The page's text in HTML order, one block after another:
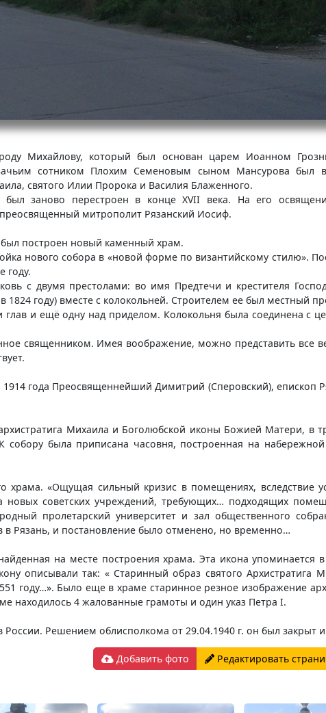
Михайлову, который был основан царем Иоанном
сотником Плохим Семеновым сыном Мансурова был
святого Илии Пророка и Василия Блаженного.
заново перестроен в конце XVII века. На его
митрополит Рязанский Иосиф.
был построен новый каменный храм.
нового собора в «новой форме по византийскому стилю».
году.
с двумя престолами: во имя Предтечи и крестителя
году) вместе с колокольней. Строителем ее был местный
и ещё одну над приделом. Колокольня была соединена с
священником. Имея воображение, можно представить все
года Преосвященнейший Димитрий (Сперовский), епископ
Михаила и Боголюбской иконы Божией Матери, в
была приписана часовня, построенная на
«Ощущая сильный кризис в помещениях, вследствие
новых советских учреждений, требующих… подходящих
пролетарский университет и зал общественного
Рязань, и постановление было отменено, но временно…
на месте построения храма. Эта икона упоминается
описывали так: « Старинный образ святого Архистратига
году…». Было еще в храме старинное резное изображение
находилось 4 жалованные грамоты и один указ Петра I.
Решением облисполкома от 29.04.1940 г. он был закрыт
Добавить фото Редактировать